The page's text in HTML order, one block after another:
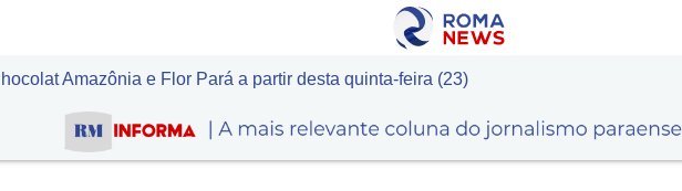
Amazônia e Flor Pará a partir desta quinta-feira (23)